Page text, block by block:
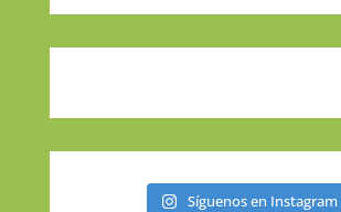
Síguenos en Instagram